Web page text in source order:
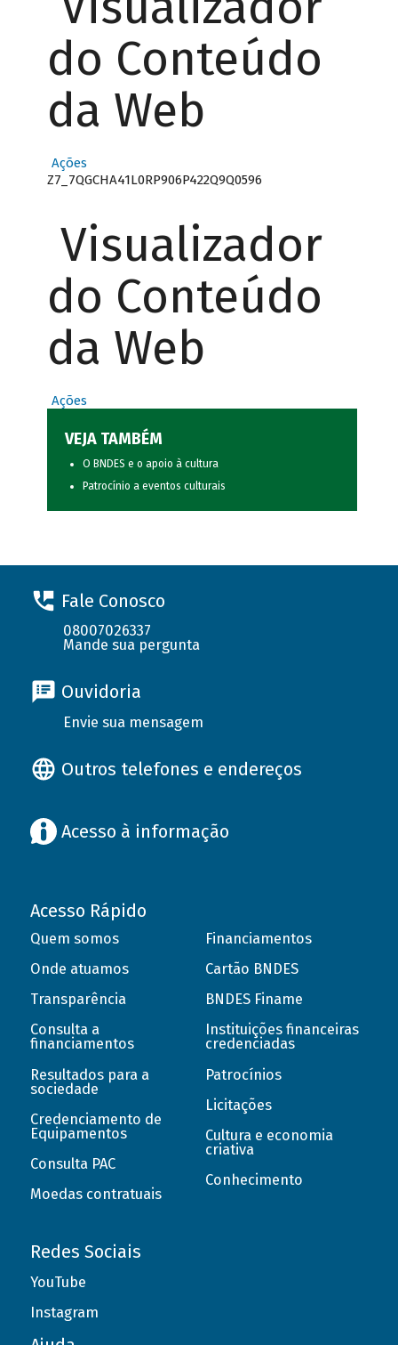
do Conteúdo
da Web
Ações
Z7_7QGCHA41L0RP906P422Q9Q0596
Visualizador
do Conteúdo
da Web
Ações
VEJA TAMBÉM
O BNDES e o apoio à cultura
Patrocínio a eventos culturais
Fale Conosco
08007026337
Mande sua pergunta
Ouvidoria
Envie sua mensagem
Outros telefones e endereços
Acesso à informação
Acesso Rápido
Quem somos
Onde atuamos
Transparência
Consulta a
financiamentos
Resultados para a
sociedade
Credenciamento de
Equipamentos
Consulta PAC
Moedas contratuais
Financiamentos
Cartão BNDES
BNDES Finame
Instituições financeiras
credenciadas
Patrocínios
Licitações
Cultura e economia
criativa
Conhecimento
Redes Sociais
YouTube
Instagram